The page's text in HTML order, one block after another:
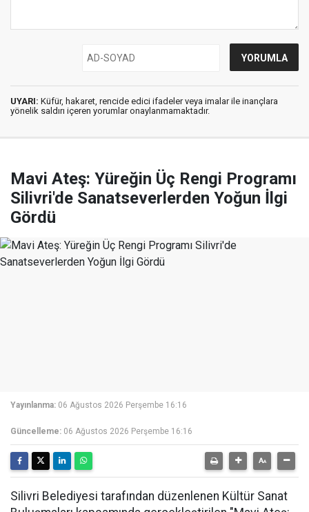
UYARI: Küfür, hakaret, rencide edici ifadeler veya imalar ile inançlara
yönelik saldırı içeren yorumlar onaylanmamaktadır.
Mavi Ateş: Yüreğin Üç Rengi Programı
Silivri'de Sanatseverlerden Yoğun İlgi
Gördü
Yayınlanma: 06 Ağustos 2026 Perşembe 16:16
Güncelleme: 06 Ağustos 2026 Perşembe 16:16
Silivri Belediyesi tarafından düzenlenen Kültür Sanat